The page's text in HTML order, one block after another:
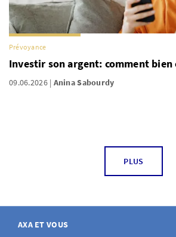
Prévoyance
Investir son argent: comment bien
09.06.2026 Anina Sabourdy
PLUS
AXA ET VOUS